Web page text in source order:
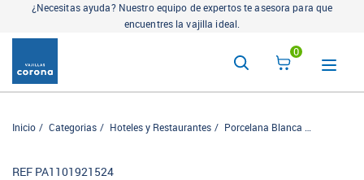
¿Necesitas ayuda? Nuestro equipo de expertos te asesora para que
encuentres la vajilla ideal.
0
Inicio Categorias Hoteles y Restaurantes Porcelana Blanca
REF PA1101921524